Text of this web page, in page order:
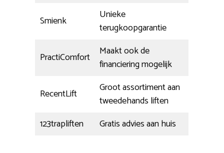
Smienk
Unieke
terugkoopgarantie
PractiComfort
Maakt ook de
financiering mogelijk
RecentLift
Groot assortiment aan
tweedehands liften
123trapliften
Gratis advies aan huis